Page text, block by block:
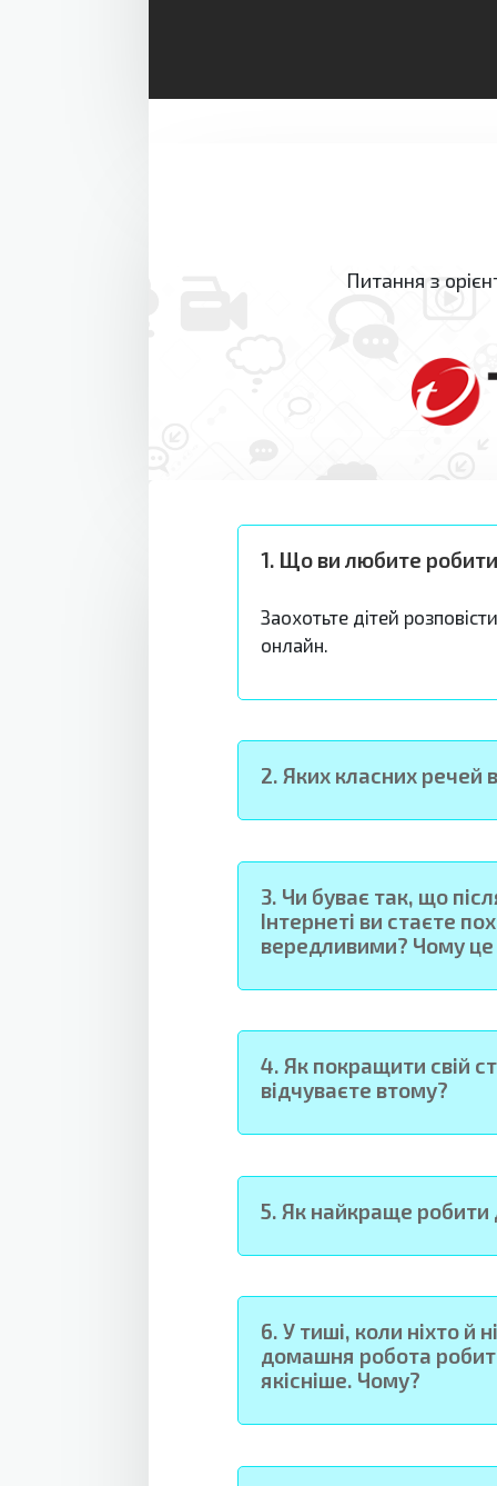
Питання з
1. Що ви любите робити
Заохотьте дітей
онлайн.
2. Яких класних речей
3. Чи буває так, що
Інтернеті ви стаєте
вередливими? Чому це
4. Як покращити свій
відчуваєте втому?
5. Як найкраще
6.У тиші, коли ніхто й
домашня робота
якісніше. Чому?